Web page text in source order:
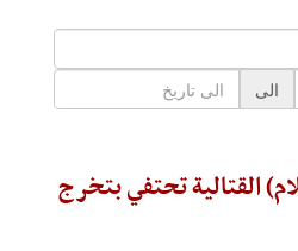
الى
القتالية تحتفي بتخرج